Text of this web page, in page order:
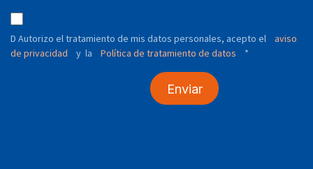
D Autorizo ​​el tratamiento de mis datos personales, acepto el
aviso
de privacidad
y la Política de tratamiento de datos *
Enviar